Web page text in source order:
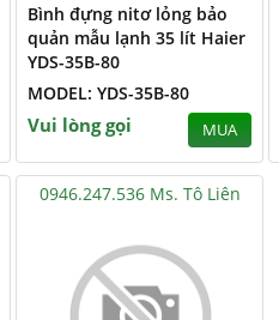
Bình đựng nitơ lỏng bảo
quản mẫu lạnh 35 lít Haier
YDS-35B-80
MODEL: YDS-35B-80
Vui lòng gọi MUA
0946.247.536 Ms. Tô Liên